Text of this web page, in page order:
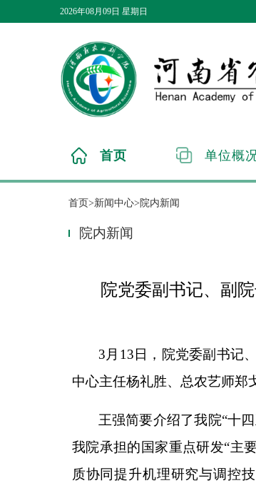
2026年08月09日 星期日
首页 单位概
首页>新闻中心>院内新闻
院内新闻
院党委副书记、副
3月13日，院党委副书记、
中心主任杨礼胜、总农艺师郑
王强简要介绍了我院“十四
我院承担的国家重点研发“主
质协同提升机理研究与调控